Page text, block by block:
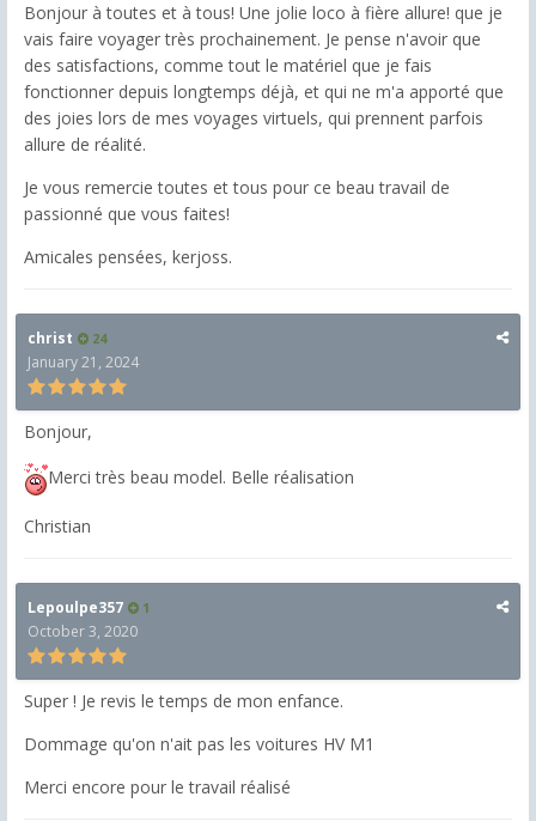
Bonjour à toutes et à tous! Une jolie loco à fière allure! que je
vais faire voyager très prochainement. Je pense n'avoir que
des satisfactions, comme tout le matériel que je fais
fonctionner depuis longtemps déjà, et qui ne m'a apporté que
des joies lors de mes voyages virtuels, qui prennent parfois
allure de réalité.
Je vous remercie toutes et tous pour ce beau travail de
passionné que vous faites!
Amicales pensées, kerjoss.
christ 24
January 21, 2024
Bonjour,
Merci très beau model. Belle réalisation
Christian
Lepoulpe357 1
October 3, 2020
Super ! Je revis le temps de mon enfance.
Dommage qu'on n'ait pas les voitures HV M1
Merci encore pour le travail réalisé